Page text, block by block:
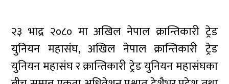
२३ भाद्र २०८० मा अखिल नेपाल क्रान्तिकारी ट्रेड
युनियन महासंघ, अखिल नेपाल क्रान्तिकारी ट्रेड
युनियन महासंघ र क्रान्तिकारी ट्रेड युनियन महासंघका